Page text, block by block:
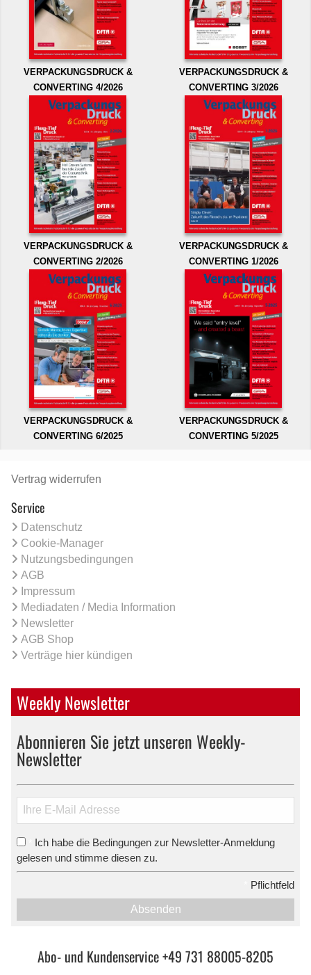
VERPACKUNGSDRUCK &
CONVERTING 4/2026
VERPACKUNGSDRUCK &
CONVERTING 3/2026
VERPACKUNGSDRUCK &
CONVERTING 2/2026
VERPACKUNGSDRUCK &
CONVERTING 1/2026
VERPACKUNGSDRUCK &
CONVERTING 6/2025
VERPACKUNGSDRUCK &
CONVERTING 5/2025
Vertrag widerrufen
Service
Datenschutz
Cookie-Manager
Nutzungsbedingungen
AGB
Impressum
Mediadaten / Media Information
Newsletter
AGB Shop
Verträge hier kündigen
Weekly Newsletter
Abonnieren Sie jetzt unseren Weekly-
Newsletter
Ich habe die Bedingungen zur Newsletter-Anmeldung
gelesen und stimme diesen zu.
Pflichtfeld
Absenden
Abo- und Kundenservice +49 731 88005-8205